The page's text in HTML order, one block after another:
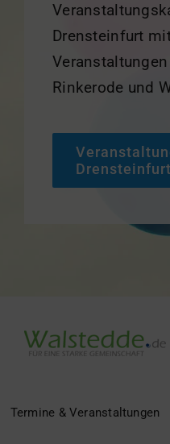
Drensteinfurt
Rinkerode und
Drensteinfurt
Termine & Veranstaltungen